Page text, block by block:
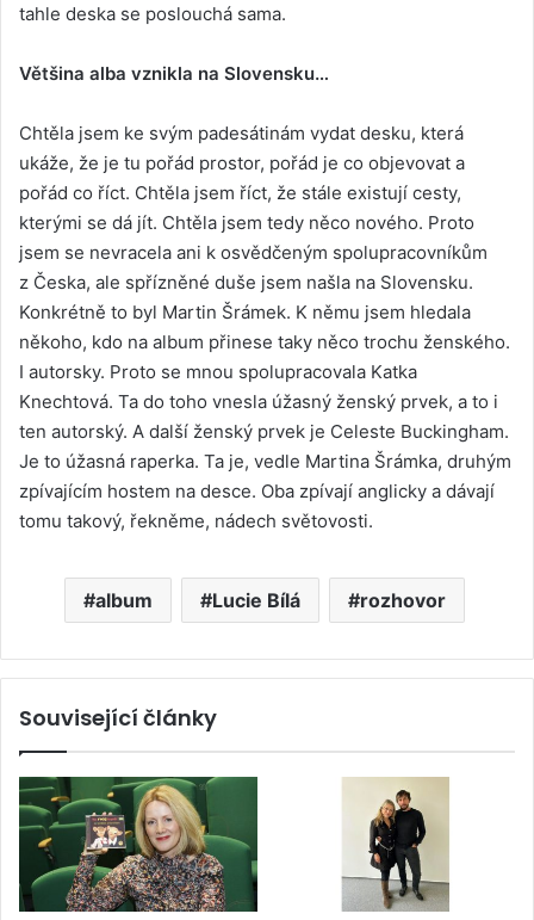
tahle deska se poslouchá sama.
Většina alba vznikla na Slovensku…
Chtěla jsem ke svým padesátinám vydat desku, která
ukáže, že je tu pořád prostor, pořád je co objevovat a
pořád co říct. Chtěla jsem říct, že stále existují cesty,
kterými se dá jít. Chtěla jsem tedy něco nového. Proto
jsem se nevracela ani k osvědčeným spolupracovníkům
z Česka, ale spřízněné duše jsem našla na Slovensku.
Konkrétně to byl Martin Šrámek. K němu jsem hledala
někoho, kdo na album přinese taky něco trochu ženského.
I autorsky. Proto se mnou spolupracovala Katka
Knechtová. Ta do toho vnesla úžasný ženský prvek, a to i
ten autorský. A další ženský prvek je Celeste Buckingham.
Je to úžasná raperka. Ta je, vedle Martina Šrámka, druhým
zpívajícím hostem na desce. Oba zpívají anglicky a dávají
tomu takový, řekněme, nádech světovosti.
album Lucie Bílá rozhovor
Související články